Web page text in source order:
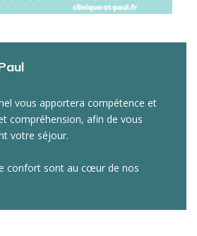
vous apportera compétence et
compréhension, afin de vous
votre séjour.
confort sont au cœur de nos